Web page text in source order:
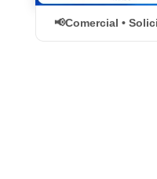
Comercial •